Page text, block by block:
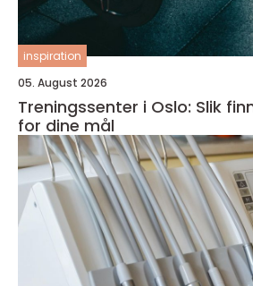
inspiration
05. August 2026
Treningssenter i Oslo: Slik
for dine mål